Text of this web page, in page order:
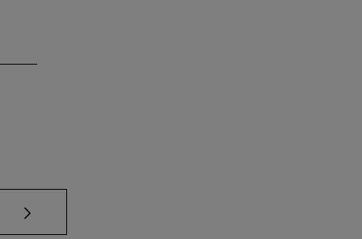
TAB para desplazarse.